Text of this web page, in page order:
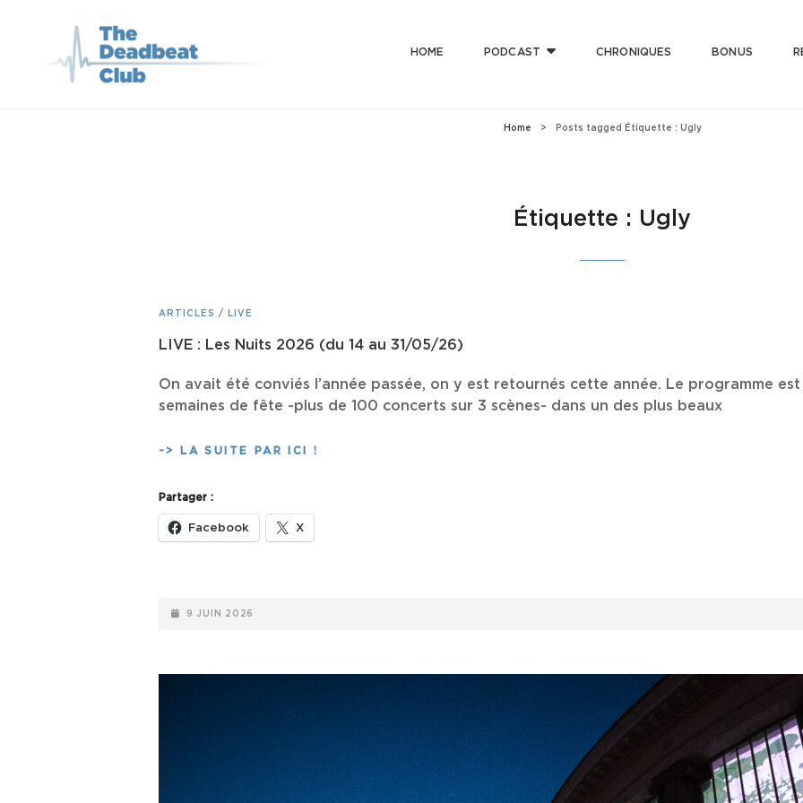
HOME PODCAST CHRONIQUES BONUS
Home > Posts tagged Étiquette : Ugly
Étiquette : Ugly
CAT
ARTICLES / LIVE
LIVE : Les Nuits 2026 (du 14 au 31/05/26)
On avait été conviés l’année passée, on y est retournés cette année. Le programme
semaines de fête -plus de 100 concerts sur 3 scènes- dans un des plus beaux
-> LA SUITE PAR ICI !
Partager :
Facebook X
POSTED-
9 JUIN 2026